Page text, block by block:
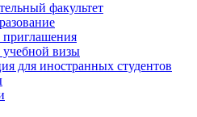
факультет
визы
для иностранных студентов